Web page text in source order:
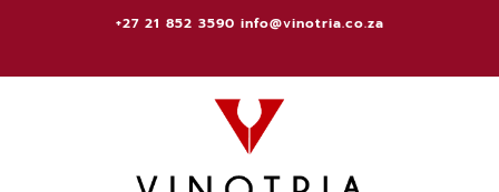
+27 21 852 3590 info@vinotria.co.za